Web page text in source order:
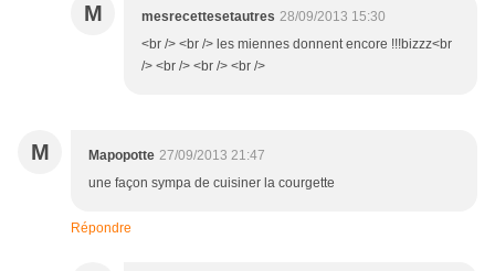
M mesrecettesetautres 28/09/2013 15:30
<br /> <br /> les miennes donnent encore !!!bizzz<br
/> <br /> <br /> <br />
M Mapopotte 27/09/2013 21:47
une façon sympa de cuisiner la courgette
Répondre